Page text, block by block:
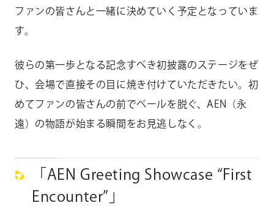
ファンの皆さんと一緒に決めていく予定となっていま
す。
彼らの第一歩となる記念すべき初披露のステージをぜ
ひ、会場で直接その目に焼き付けていただきたい。初
めてファンの皆さんの前でベールを脱ぐ、AEN（永
遠）の物語が始まる瞬間をお見逃しなく。
「AEN Greeting Showcase “First
Encounter”」